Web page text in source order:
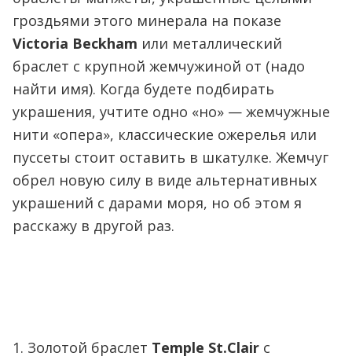
гроздьями этого минерала на показе
Victoria Beckham или металлический
браслет с крупной жемчужиной от (надо
найти имя). Когда будете подбирать
украшения, учтите одно «но» — жемчужные
нити «опера», классические ожерелья или
пуссеты стоит оставить в шкатулке. Жемчуг
обрел новую силу в виде альтернативных
украшений с дарами моря, но об этом я
расскажу в другой раз.
1. Золотой браслет Temple St.Clair с